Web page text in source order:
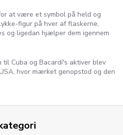
at være et symbol på held og
figur på hver af flaskerne,
og ligedan hjælper dem igennem
Cuba og Bacardí's aktiver blev
hvor mærket genopstod og den